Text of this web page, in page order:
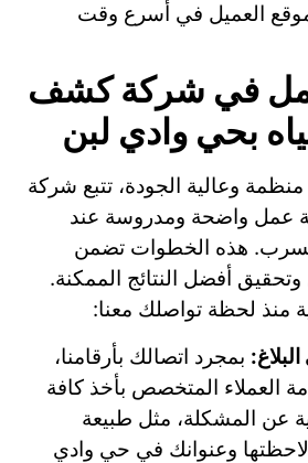
العميل في أسرع وقت
في شركة كشف
بحي وادي لبن
وعالية الجودة، تتبع شركة
عمل واضحة ومدروسة عند
تسرب. هذه الخطوات تضمن
أفضل النتائج الممكنة.
منذ لحظة تواصلك معنا:
بمجرد اتصالك بأرقامنا،
العملاء المتخصص بأخذ كافة
عن المشكلة، مثل طبيعة
لاحظتها وعنوانك في حي وادي